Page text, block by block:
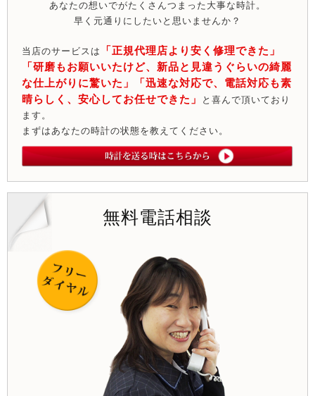
あなたの想いでがたくさんつまった大事な時計。
早く元通りにしたいと思いませんか？
当店のサービスは
「正規代理店より安く修理できた」
「研磨もお願いいたけど、新品と見違うぐらいの綺麗
な仕上がりに驚いた」「迅速な対応で、電話対応も素
晴らしく、安心してお任せできた」
と喜んで頂いており
ます。
まずはあなたの時計の状態を教えてください。
無料電話相談